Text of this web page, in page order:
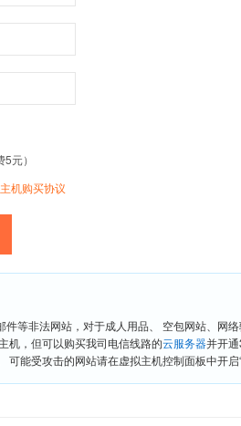
元）
机购买协议
等非法网站，对于成人用品、 空包网站、网
机，但可以购买我司电信线路的云服务器并开
能受攻击的网站请在虚拟主机控制面板中开启